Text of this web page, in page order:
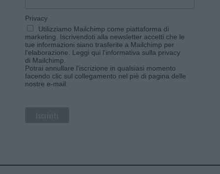
Privacy
Utilizziamo Mailchimp come piattaforma di
marketing. Iscrivendoti alla newsletter accetti che le
tue informazioni siano trasferite a Mailchimp per
l'elaborazione. Leggi qui l'informativa sulla privacy
di Mailchimp
Potrai annullare l'iscrizione in qualsiasi momento
facendo clic sul collegamento nel piè di pagina delle
nostre e-mail.